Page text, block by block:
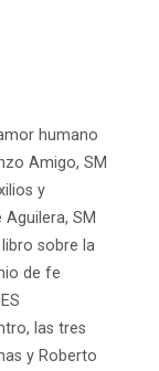
humano
Amigo, SM
y
SM
libro sobre la
de fe
las tres
y Roberto